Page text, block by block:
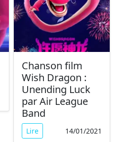
Chanson film
Wish Dragon :
Unending Luck
par Air League
Band
Lire 14/01/2021